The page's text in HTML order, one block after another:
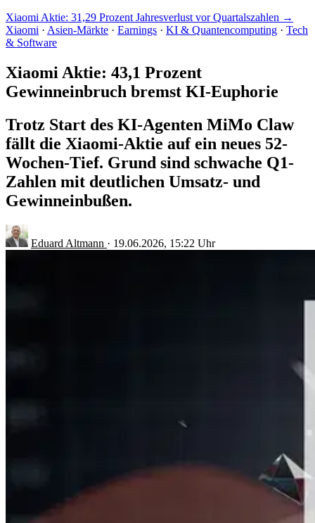
Xiaomi Aktie: 31,29 Prozent Jahresverlust vor Quartalszahlen →
Xiaomi · Asien-Märkte · Earnings · KI & Quantencomputing · Tech
& Software
Xiaomi Aktie: 43,1 Prozent
Gewinneinbruch bremst KI-Euphorie
Trotz Start des KI-Agenten MiMo Claw
fällt die Xiaomi-Aktie auf ein neues 52-
Wochen-Tief. Grund sind schwache Q1-
Zahlen mit deutlichen Umsatz- und
Gewinneinbußen.
Eduard Altmann · 19.06.2026, 15:22 Uhr